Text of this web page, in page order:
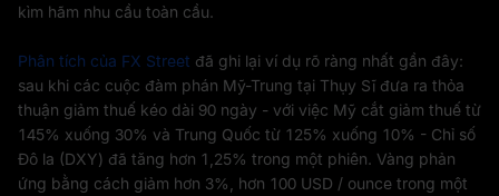
kìm hãm nhu cầu toàn cầu.
Phân tích của FX Street đã ghi lại ví dụ rõ ràng nhất gần đây:
sau khi các cuộc đàm phán Mỹ-Trung tại Thụy Sĩ đưa ra thỏa
thuận giảm thuế kéo dài 90 ngày - với việc Mỹ cắt giảm thuế từ
145% xuống 30% và Trung Quốc từ 125% xuống 10% - Chỉ số
Đô la (DXY) đã tăng hơn 1,25% trong một phiên. Vàng phản
ứng bằng cách giảm hơn 3%, hơn 100 USD / ounce trong một